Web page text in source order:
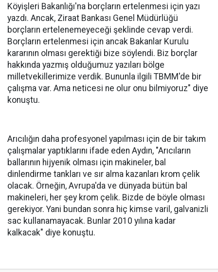
Köyişleri Bakanlığı'na borçların ertelenmesi için yazı
yazdı. Ancak, Ziraat Bankası Genel Müdürlüğü
borçların ertelenemeyeceği şeklinde cevap verdi.
Borçların ertelenmesi için ancak Bakanlar Kurulu
kararının olması gerektiği bize söylendi. Biz borçlar
hakkında yazmış olduğumuz yazıları bölge
milletvekillerimize verdik. Bununla ilgili TBMM'de bir
çalışma var. Ama neticesi ne olur onu bilmiyoruz" diye
konuştu.
Arıcılığın daha profesyonel yapılması için de bir takım
çalışmalar yaptıklarını ifade eden Aydın, "Arıcıların
ballarının hijyenik olması için makineler, bal
dinlendirme tankları ve sır alma kazanları krom çelik
olacak. Örneğin, Avrupa'da ve dünyada bütün bal
makineleri, her şey krom çelik. Bizde de böyle olması
gerekiyor. Yani bundan sonra hiç kimse varil, galvanizli
sac kullanamayacak. Bunlar 2010 yılına kadar
kalkacak" diye konuştu.